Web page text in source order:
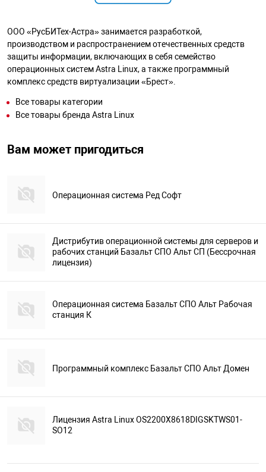
ООО «РусБИТех-Астра» занимается разработкой,
производством и распространением отечественных средств
защиты информации, включающих в себя семейство
операционных систем Astra Linux, а также программный
комплекс средств виртуализации «Брест».
Все товары категории
Все товары бренда Astra Linux
Вам может пригодиться
Операционная система Ред Софт
Дистрибутив операционной системы для серверов и
рабочих станций Базальт СПО Альт СП (Бессрочная
лицензия)
Операционная система Базальт СПО Альт Рабочая
станция К
Программный комплекс Базальт СПО Альт Домен
Лицензия Astra Linux OS2200X8618DIGSKTWS01-
SO12